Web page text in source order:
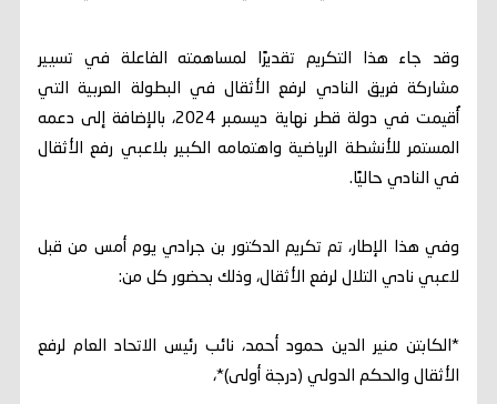
وقد جاء هذا التكريم تقديرًا لمساهمته الفاعلة في تسيير
مشاركة فريق النادي لرفع الأثقال في البطولة العربية التي
أُقيمت في دولة قطر نهاية ديسمبر 2024، بالإضافة إلى دعمه
المستمر للأنشطة الرياضية واهتمامه الكبير بلاعبي رفع الأثقال
في النادي حاليًا.
وفي هذا الإطار، تم تكريم الدكتور بن جرادي يوم أمس من قبل
لاعبي نادي التلال لرفع الأثقال، وذلك بحضور كل من:
*الكابتن منير الدين حمود أحمد، نائب رئيس الاتحاد العام لرفع
الأثقال والحكم الدولي (درجة أولى)*،